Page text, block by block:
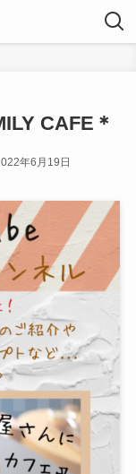
CAFE＊
年6月19日